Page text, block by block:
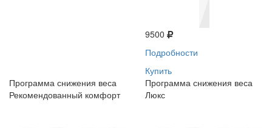
9500
Подробности
Купить
Программа снижения веса
Рекомендованный комфорт
Программа снижения веса
Люкс